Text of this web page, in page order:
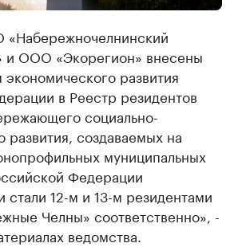
и ООО «Экорегион» внесены
развития
в Реестр резидентов
социально-
развития, создаваемых на
муниципальных
Федерации
стали 12-м и 13-м резидентами
Челны» соответственно», -
ведомства.